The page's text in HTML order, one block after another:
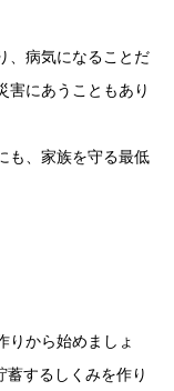
、病気になることだ
害にあうこともあり
も、家族を守る最低
りから始めましょ
蓄するしくみを作り